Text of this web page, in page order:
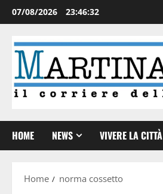
07/08/2026 23:46:33
HOME NEWS VIVERE LA CITTÀ
Home norma cossetto